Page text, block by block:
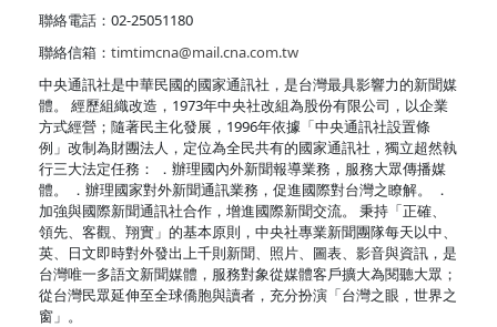
聯絡電話：02-25051180
聯絡信箱： timtimcna@mail.cna.com.tw
中央通訊社是中華民國的國家通訊社，是台灣最具影響力的新聞媒
體。 經歷組織改造，1973年中央社改組為股份有限公司，以企業
方式經營；隨著民主化發展，1996年依據「中央通訊社設置條
例」改制為財團法人，定位為全民共有的國家通訊社，獨立超然執
行三大法定任務： ．辦理國內外新聞報導業務，服務大眾傳播媒
體。 ．辦理國家對外新聞通訊業務，促進國際對台灣之瞭解。 ．
加強與國際新聞通訊社合作，增進國際新聞交流。 秉持「正確、
領先、客觀、翔實」的基本原則，中央社專業新聞團隊每天以中、
英、日文即時對外發出上千則新聞、照片、圖表、影音與資訊，是
台灣唯一多語文新聞媒體，服務對象從媒體客戶擴大為閱聽大眾；
從台灣民眾延伸至全球僑胞與讀者，充分扮演「台灣之眼，世界之
窗」。